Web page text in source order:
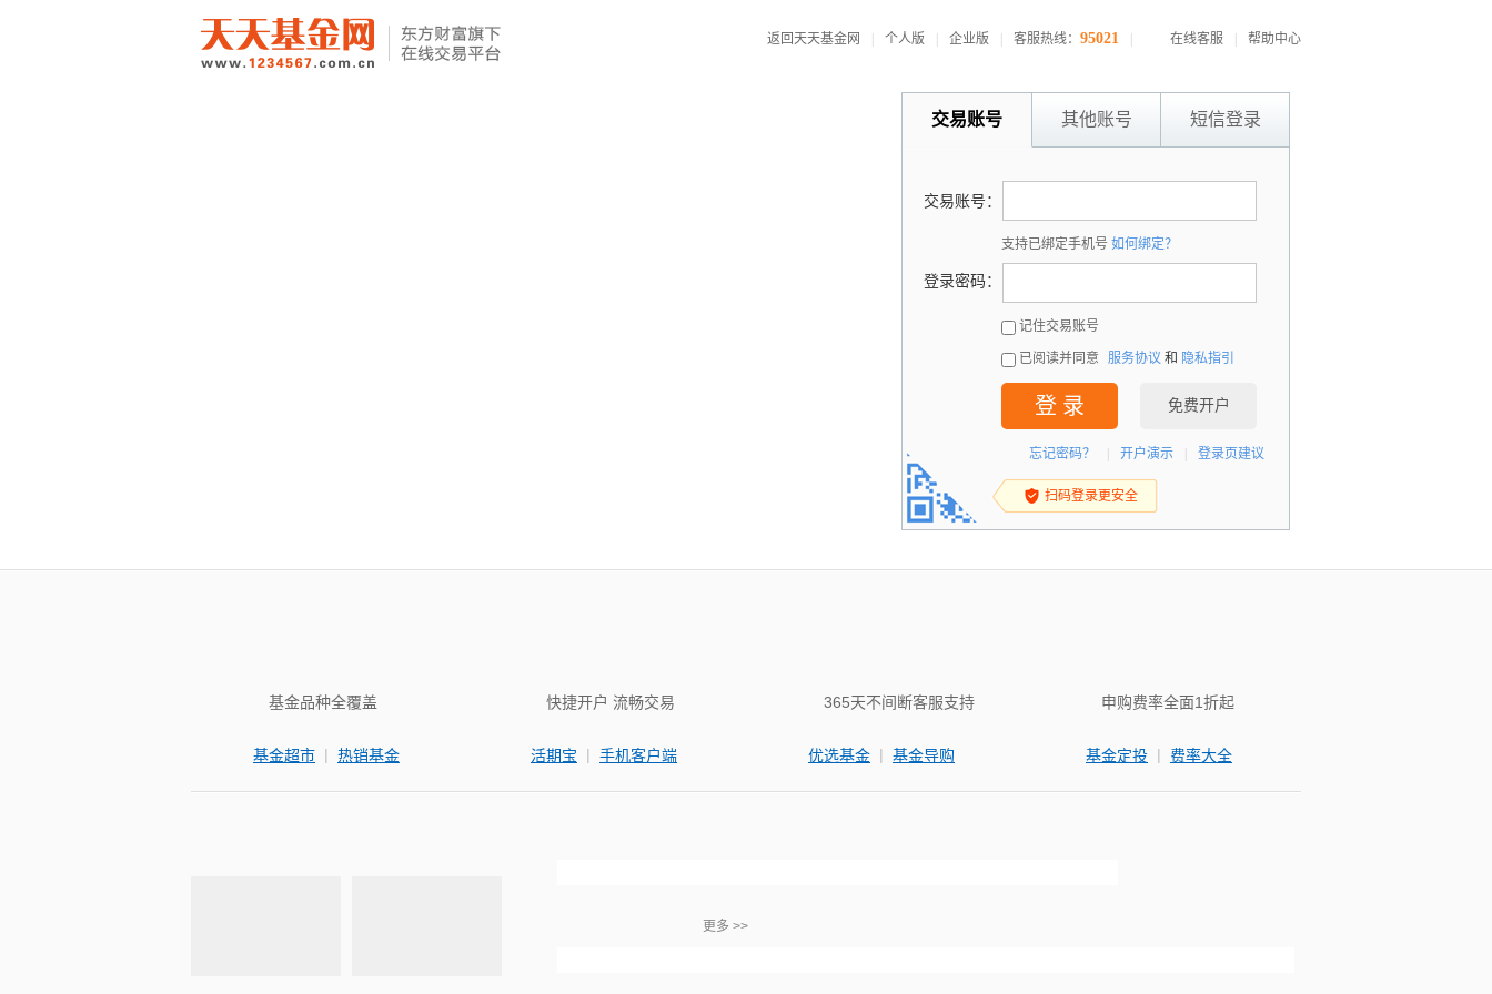
返回天天基金网 个人版 企业版 客服热线： 95021 在线客服 帮助中心
交易账号 其他账号 短信登录
交易账号：
支持已绑定手机号 如何绑定？
登录密码：
记住交易账号
已阅读并同意 服务协议 和 隐私指引
登 录 免费开户
忘记密码？ 开户演示 登录页建议
扫码登录更安全
基金品种全覆盖
基金超市 | 热销基金
快捷开户 流畅交易
活期宝 | 手机客户端
365天不间断客服支持
优选基金 | 基金导购
申购费率全面1折起
基金定投 | 费率大全
更多 >>